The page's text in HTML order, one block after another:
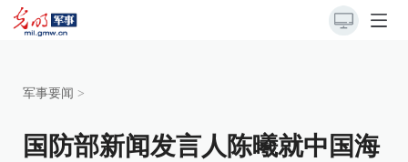
军事要闻 >
国防部新闻发言人陈曦就中国海